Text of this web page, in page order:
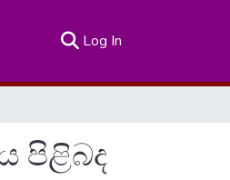
Log In
පිළිබද